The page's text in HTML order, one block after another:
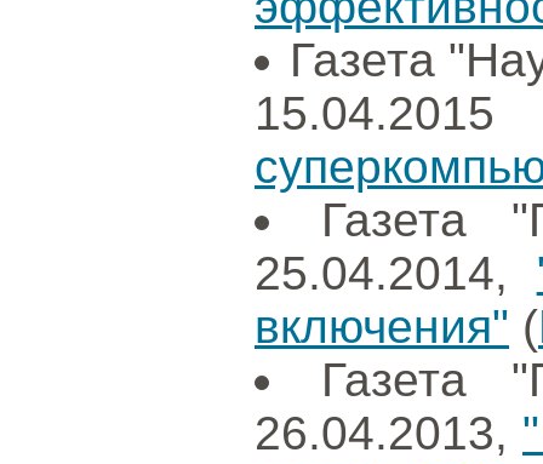
Газета
Газета
25.04.2014,
включения" (
Газета
26.04.2013,